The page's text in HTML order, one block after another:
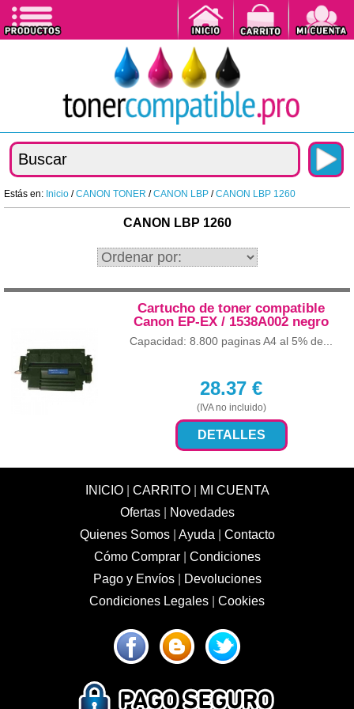
Estás en: Inicio /CANON TONER /CANON LBP /CANON LBP 1260
CANON LBP 1260
Cartucho de toner compatible
Canon EP-EX / 1538A002 negro
Capacidad: 8.800 paginas A4 al 5% de...
28.37 €
(IVA no incluido)
DETALLES
INICIO| CARRITO|
MI CUENTA
Ofertas|
Novedades
Quienes Somos| Ayuda
Contacto
Cómo Comprar| Condiciones
Pago y Envíos|
Devoluciones
Condiciones Legales
Cookies